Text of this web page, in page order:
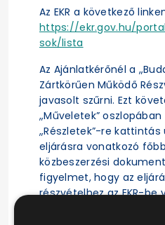
Az EKR a következő
https://ekr.gov.hu/
sok/lista
Az Ajánlatkérőnél a
Zártkörűen Működő
javasolt szűrni. Ezt
„Műveletek”
„Részletek”-re
eljárásra vonatkozó
közbeszerzési
figyelmet, hogy az
részvételhez az EKR-be